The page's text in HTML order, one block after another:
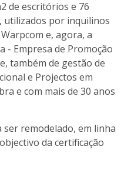
de escritórios e 76
utilizados por inquilinos
e, agora, a
- Empresa de Promoção
também de gestão de
e Projectos em
e com mais de 30 anos
ser remodelado, em linha
da certificação